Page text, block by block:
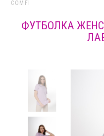
COMFI
ФУТБОЛКА